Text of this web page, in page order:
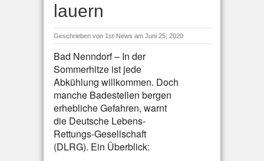
lauern
Geschrieben von 1st-News am Juni 25, 2020
Bad Nenndorf – In der
Sommerhitze ist jede
Abkühlung willkommen. Doch
manche Badestellen bergen
erhebliche Gefahren, warnt
die Deutsche Lebens-
Rettungs-Gesellschaft
(DLRG). Ein Überblick: